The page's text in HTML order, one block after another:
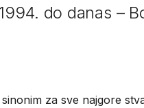
do danas –
za sve najgore